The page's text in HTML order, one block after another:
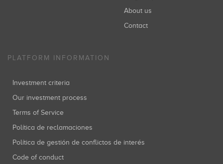
About us
Contact
PLATFORM INFORMATION
Investment criteria
Our investment process
Terms of Service
Política de reclamaciones
Política de gestión de conflictos de interés
Code of conduct